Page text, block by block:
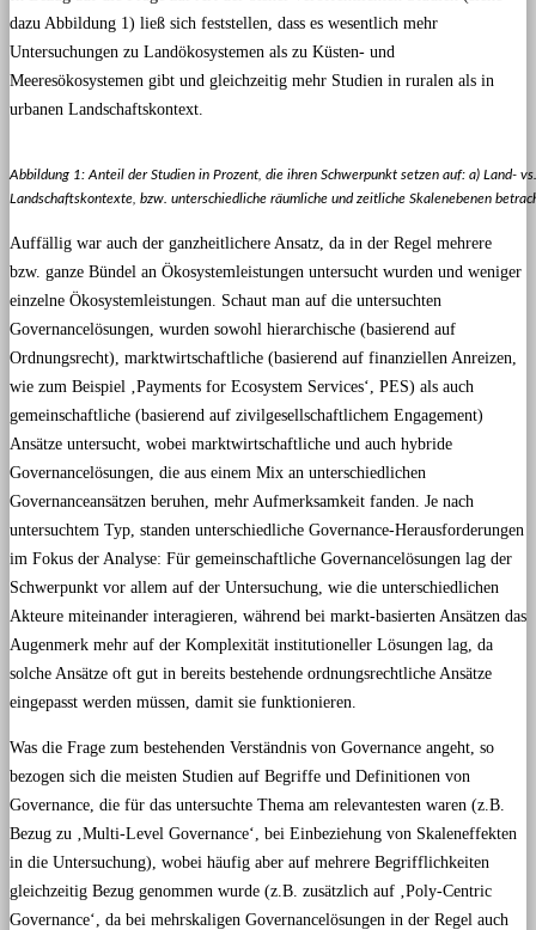
dazu Abbildung 1) ließ sich feststellen, dass es wesentlich mehr
Untersuchungen zu Landökosystemen als zu Küsten- und
Meeresökosystemen gibt und gleichzeitig mehr Studien in ruralen als in
urbanen Landschaftskontext.
Abbildung 1: Anteil der Studien in Prozent, die ihren Schwerpunkt setzen auf: a) Land-
Landschaftskontexte, bzw. unterschiedliche räumliche und zeitliche Skalenebenen
Auffällig war auch der ganzheitlichere Ansatz, da in der Regel mehrere
bzw. ganze Bündel an Ökosystemleistungen untersucht wurden und weniger
einzelne Ökosystemleistungen. Schaut man auf die untersuchten
Governancelösungen, wurden sowohl hierarchische (basierend auf
Ordnungsrecht), marktwirtschaftliche (basierend auf finanziellen Anreizen,
wie zum Beispiel ‚Payments for Ecosystem Services‘, PES) als auch
gemeinschaftliche (basierend auf zivilgesellschaftlichem Engagement)
Ansätze untersucht, wobei marktwirtschaftliche und auch hybride
Governancelösungen, die aus einem Mix an unterschiedlichen
Governanceansätzen beruhen, mehr Aufmerksamkeit fanden. Je nach
untersuchtem Typ, standen unterschiedliche Governance-Herausforderungen
im Fokus der Analyse: Für gemeinschaftliche Governancelösungen lag der
Schwerpunkt vor allem auf der Untersuchung, wie die unterschiedlichen
Akteure miteinander interagieren, während bei markt-basierten Ansätzen das
Augenmerk mehr auf der Komplexität institutioneller Lösungen lag, da
solche Ansätze oft gut in bereits bestehende ordnungsrechtliche Ansätze
eingepasst werden müssen, damit sie funktionieren.
Was die Frage zum bestehenden Verständnis von Governance angeht, so
bezogen sich die meisten Studien auf Begriffe und Definitionen von
Governance, die für das untersuchte Thema am relevantesten waren (z.B.
Bezug zu ‚Multi-Level Governance‘, bei Einbeziehung von Skaleneffekten
in die Untersuchung), wobei häufig aber auf mehrere Begrifflichkeiten
gleichzeitig Bezug genommen wurde (z.B. zusätzlich auf ‚Poly-Centric
Governance‘, da bei mehrskaligen Governancelösungen in der Regel auch